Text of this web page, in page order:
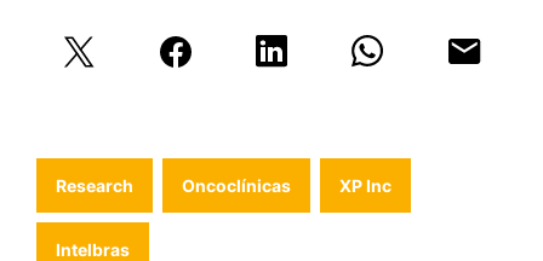
Research Oncoclínicas XP Inc
Intelbras